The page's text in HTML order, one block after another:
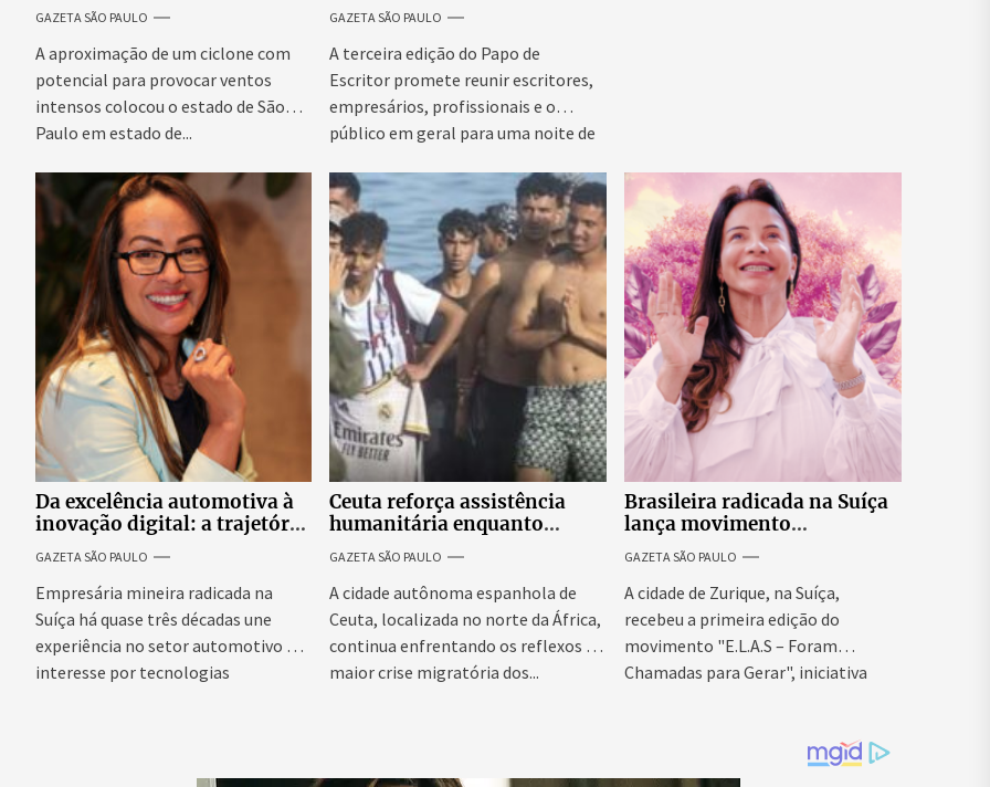
emergencial para evitar
impactos no fornecimento
de energia
GAZETA SÃO PAULO
A aproximação de um ciclone com
potencial para provocar ventos
intensos colocou o estado de São
Paulo em estado de...
Escritor, podcast ao vivo que
reúne especialistas para
discutir saúde mental e
prosperidade.
GAZETA SÃO PAULO
A terceira edição do Papo de
Escritor promete reunir escritores,
empresários, profissionais e o
público em geral para uma noite de
Da excelência automotiva à
inovação digital: a trajetória
internacional da empresária
Adriene Silva
GAZETA SÃO PAULO
Empresária mineira radicada na
Suíça há quase três décadas une
experiência no setor automotivo e
interesse por tecnologias
Ceuta reforça assistência
humanitária enquanto
Espanha busca evitar nova
onda migratória
GAZETA SÃO PAULO
A cidade autônoma espanhola de
Ceuta, localizada no norte da África,
continua enfrentando os reflexos da
maior crise migratória dos...
Brasileira radicada na Suíça
lança movimento
internacional voltado ao
fortalecimento da identidade
feminina
GAZETA SÃO PAULO
A cidade de Zurique, na Suíça,
recebeu a primeira edição do
movimento "E.L.A.S – Foram
Chamadas para Gerar", iniciativa